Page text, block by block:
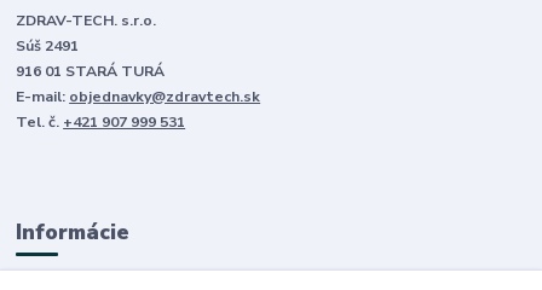
ZDRAV-TECH. s.r.o.
Súš 2491
916 01 STARÁ TURÁ
E-mail: objednavky@zdravtech.sk
Tel. č. +421 907 999 531
Informácie